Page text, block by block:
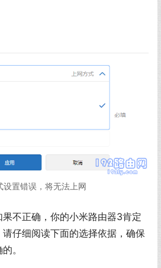
设置错误，将无法上网
果不正确，你的小米路由器3肯定
仔细阅读下面的选择依据，确保
。